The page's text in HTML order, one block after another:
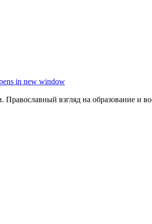
in new window
взгляд на образование и